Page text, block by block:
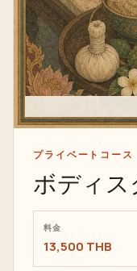
プライベートコース
ボディ
料金
13,500 THB